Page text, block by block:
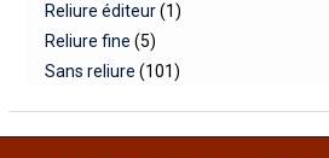
Reliure éditeur (1)
Reliure fine (5)
Sans reliure (101)